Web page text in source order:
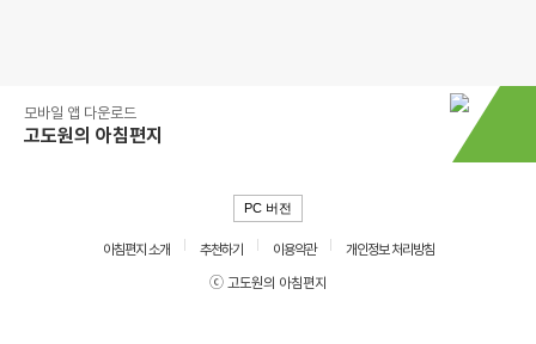
모바일 앱 다운로드
고도원의 아침편지
PC 버전
아침편지 소개 추천하기 이용약관
개인정보 처리방침
ⓒ 고도원의 아침편지